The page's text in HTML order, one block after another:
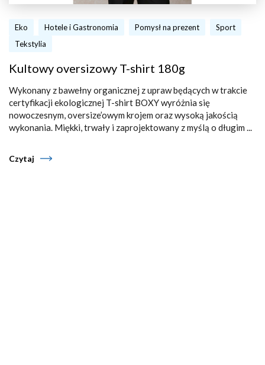
Eko Hotele i Gastronomia Pomysł na prezent
Sport
Tekstylia
Kultowy oversizowy T-shirt 180g
Wykonany z bawełny organicznej z upraw będących w trakcie
certyfikacji ekologicznej T-shirt BOXY wyróżnia się
nowoczesnym, oversize’owym krojem oraz wysoką jakością
wykonania. Miękki, trwały i zaprojektowany z myślą o długim ...
Czytaj